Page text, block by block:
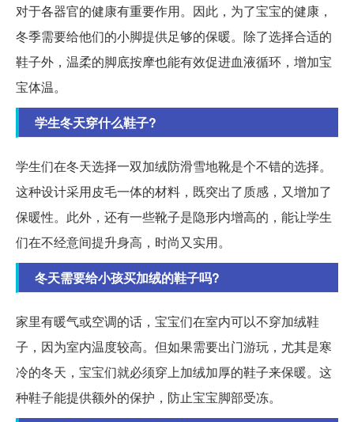
对于各器官的健康有重要作用。因此，为了宝宝的健康，
冬季需要给他们的小脚提供足够的保暖。除了选择合适的
鞋子外，温柔的脚底按摩也能有效促进血液循环，增加宝
宝体温。
学生冬天穿什么鞋子?
学生们在冬天选择一双加绒防滑雪地靴是个不错的选择。
这种设计采用皮毛一体的材料，既突出了质感，又增加了
保暖性。此外，还有一些靴子是隐形内增高的，能让学生
们在不经意间提升身高，时尚又实用。
冬天需要给小孩买加绒的鞋子吗?
家里有暖气或空调的话，宝宝们在室内可以不穿加绒鞋
子，因为室内温度较高。但如果需要出门游玩，尤其是寒
冷的冬天，宝宝们就必须穿上加绒加厚的鞋子来保暖。这
种鞋子能提供额外的保护，防止宝宝脚部受冻。